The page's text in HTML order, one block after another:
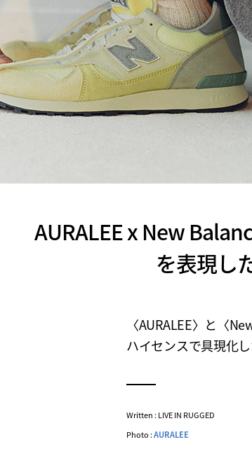
AURALEE x New
を表現し
〈AURALEE〉と〈
ハイセンスで具現化
Written : LIVE IN RUGGED
Photo :AURALEE